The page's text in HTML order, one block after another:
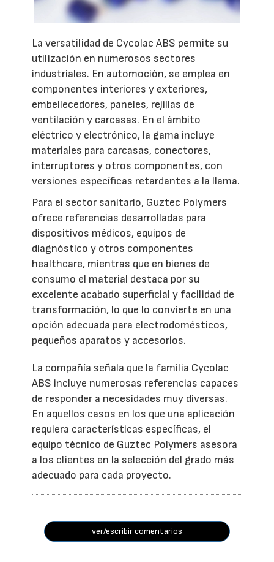
La versatilidad de Cycolac ABS permite su
utilización en numerosos sectores
industriales. En automoción, se emplea en
componentes interiores y exteriores,
embellecedores, paneles, rejillas de
ventilación y carcasas. En el ámbito
eléctrico y electrónico, la gama incluye
materiales para carcasas, conectores,
interruptores y otros componentes, con
versiones específicas retardantes a la llama.
Para el sector sanitario, Guztec Polymers
ofrece referencias desarrolladas para
dispositivos médicos, equipos de
diagnóstico y otros componentes
healthcare, mientras que en bienes de
consumo el material destaca por su
excelente acabado superficial y facilidad de
transformación, lo que lo convierte en una
opción adecuada para electrodomésticos,
pequeños aparatos y accesorios.
La compañía señala que la familia Cycolac
ABS incluye numerosas referencias capaces
de responder a necesidades muy diversas.
En aquellos casos en los que una aplicación
requiera características específicas, el
equipo técnico de Guztec Polymers asesora
a los clientes en la selección del grado más
adecuado para cada proyecto.
ver/escribir comentarios